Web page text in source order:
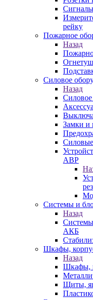
рейку
Пожарное
Назад
Силовое
Назад
Силовое
Замки и
АВР
Системы и
Назад
Системы
АКБ
Шкафы,
Назад
Шкафы,
Щиты,